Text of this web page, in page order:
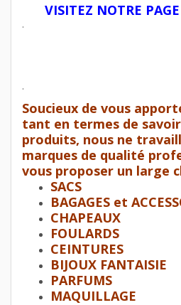
VISITEZ NOTRE
.
.
Soucieux de vous
tant en termes de
produits, nous ne
marques de qualité
vous proposer un large
SACS
BAGAGES et
CHAPEAUX
FOULARDS
CEINTURES
BIJOUX FANTAISIE
PARFUMS
MAQUILLAGE